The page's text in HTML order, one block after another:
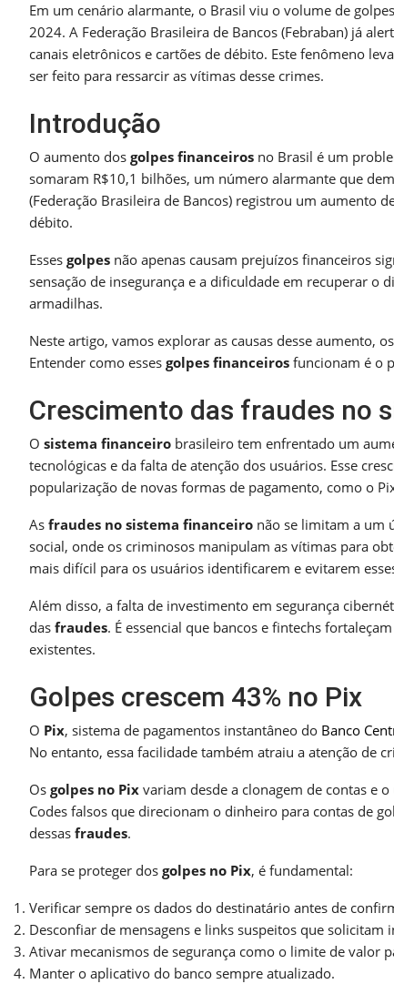
Em um cenário alarmante, o Brasil viu o volume de
2024. A Federação Brasileira de Bancos (Febraban) já
canais eletrônicos e cartões de débito. Este fenômeno
ser feito para ressarcir as vítimas desse crimes.
Introdução
O aumento dos golpes financeiros no Brasil é um
somaram R$10,1 bilhões, um número alarmante que
(Federação Brasileira de Bancos) registrou um aumento
débito.
Esses golpes não apenas causam prejuízos financeiros
sensação de insegurança e a dificuldade em recuperar o
armadilhas.
Neste artigo, vamos explorar as causas desse aumento,
Entender como esses golpes financeiros funcionam é o
Crescimento das fraudes no
O sistema financeiro brasileiro tem enfrentado um
tecnológicas e da falta de atenção dos usuários. Esse
popularização de novas formas de pagamento, como o
As fraudes no sistema financeiro não se limitam a um
social, onde os criminosos manipulam as vítimas para
mais difícil para os usuários identificarem e evitarem
Além disso, a falta de investimento em segurança
das fraudes. É essencial que bancos e fintechs
existentes.
Golpes crescem 43% no Pix
O Pix, sistema de pagamentos instantâneo do Banco
No entanto, essa facilidade também atraiu a atenção de
Os golpes no Pix variam desde a clonagem de contas e
Codes falsos que direcionam o dinheiro para contas de
dessas fraudes.
Para se proteger dos golpes no Pix, é fundamental:
Verificar sempre os dados do destinatário antes de
Desconfiar de mensagens e links suspeitos que solicitam
Ativar mecanismos de segurança como o limite de valor
Manter o aplicativo do banco sempre atualizado.